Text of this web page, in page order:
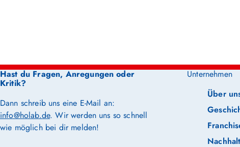
Hast du Fragen, Anregungen oder
Kritik?
Dann schreib uns eine E-Mail an:
info@holab.de. Wir werden uns so schnell
wie möglich bei dir melden!
Unternehmen
Über